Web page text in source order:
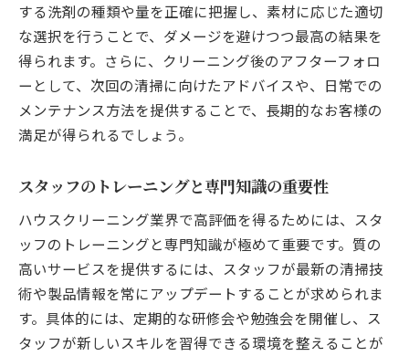
する洗剤の種類や量を正確に把握し、素材に応じた適切
な選択を行うことで、ダメージを避けつつ最高の結果を
得られます。さらに、クリーニング後のアフターフォロ
ーとして、次回の清掃に向けたアドバイスや、日常での
メンテナンス方法を提供することで、長期的なお客様の
満足が得られるでしょう。
スタッフのトレーニングと専門知識の重要性
ハウスクリーニング業界で高評価を得るためには、スタ
ッフのトレーニングと専門知識が極めて重要です。質の
高いサービスを提供するには、スタッフが最新の清掃技
術や製品情報を常にアップデートすることが求められま
す。具体的には、定期的な研修会や勉強会を開催し、ス
タッフが新しいスキルを習得できる環境を整えることが